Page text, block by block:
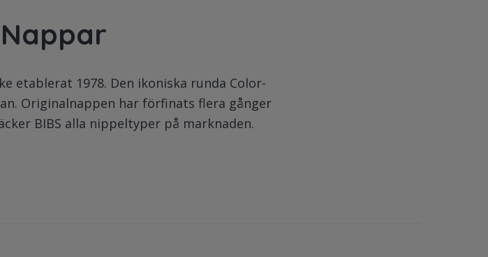
Nappar
etablerat 1978. Den ikoniska runda Color-
Originalnappen har förfinats flera gånger
BIBS alla nippeltyper på marknaden.